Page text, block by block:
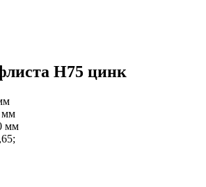
Н75 цинк
мм
мм